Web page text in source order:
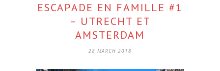
ESCAPADE EN FAMILLE #1
– UTRECHT ET
AMSTERDAM
28 MARCH 2018